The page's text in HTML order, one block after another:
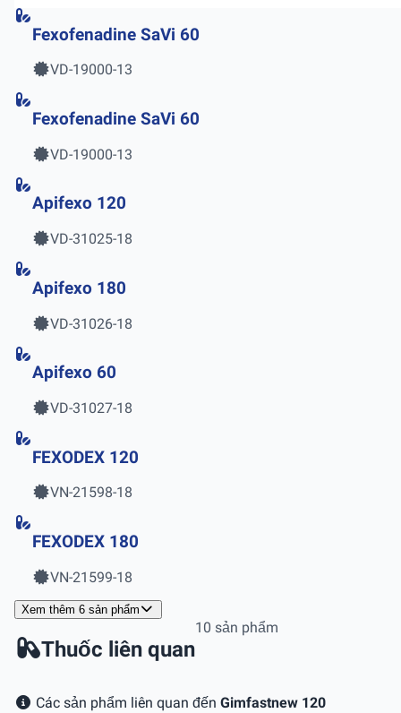
Fexofenadine SaVi 60
VD-19000-13
Fexofenadine SaVi 60
VD-19000-13
Apifexo 120
VD-31025-18
Apifexo 180
VD-31026-18
Apifexo 60
VD-31027-18
FEXODEX 120
VN-21598-18
FEXODEX 180
VN-21599-18
Xem thêm 6 sản phẩm
Thuốc liên quan
10 sản phẩm
Các sản phẩm liên quan đến Gimfastnew 120